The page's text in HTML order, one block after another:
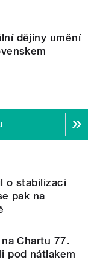
dějiny umění
o stabilizaci
pak na
Chartu 77.
pod nátlakem